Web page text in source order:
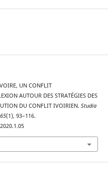
UN CONFLIT
AUTOUR DES STRATÉGIES DES
DU CONFLIT IVOIRIEN. Studia
65(1), 93–116.